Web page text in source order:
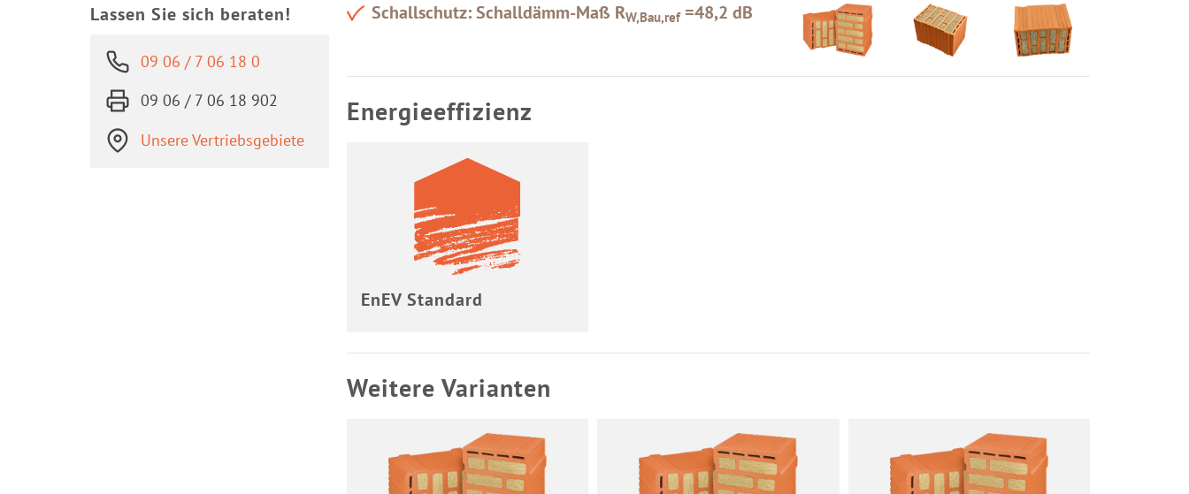
Schallschutz: Schalldämm-Maß RW,Bau,ref=48,2 dB
Energieeffizienz
EnEV Stan­dard
Weitere Varianten
Lassen Sie sich beraten!
09 06 / 7 06 18 0
09 06 / 7 06 18 902
Unsere Vertriebsgebiete